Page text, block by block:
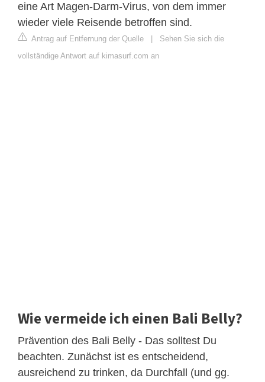
eine Art Magen-Darm-Virus, von dem immer
wieder viele Reisende betroffen sind.
Antrag auf Entfernung der Quelle
Sehen Sie sich die
vollständige Antwort auf kimasurf.com an
Wie vermeide ich einen Bali Belly?
Prävention des Bali Belly - Das solltest Du
beachten. Zunächst ist es entscheidend,
ausreichend zu trinken, da Durchfall (und gg.